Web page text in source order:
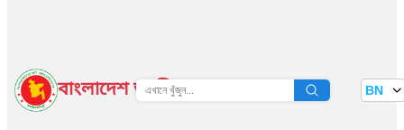
বাংলাদেশ জাতীয় তথ্য বাতায়ন BN